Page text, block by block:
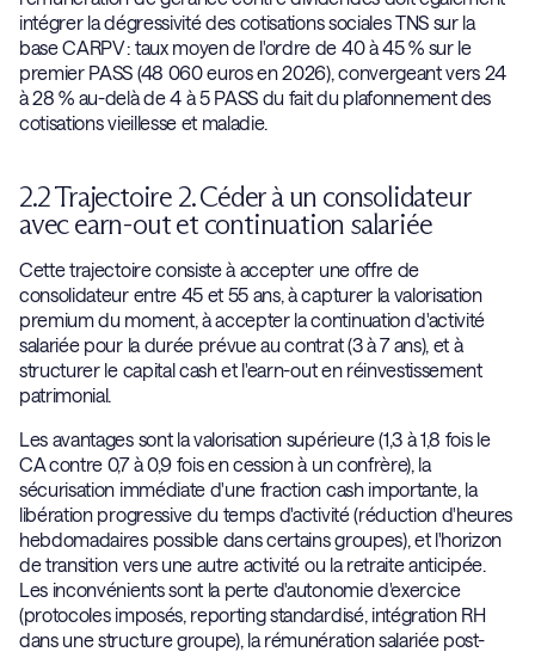
intégrer la dégressivité des cotisations sociales TNS sur la
base CARPV : taux moyen de l'ordre de 40 à 45 % sur le
premier PASS (48 060 euros en 2026), convergeant vers 24
à 28 % au-delà de 4 à 5 PASS du fait du plafonnement des
cotisations vieillesse et maladie.
2.2 Trajectoire 2. Céder à un consolidateur
avec earn-out et continuation salariée
Cette trajectoire consiste à accepter une offre de
consolidateur entre 45 et 55 ans, à capturer la valorisation
premium du moment, à accepter la continuation d'activité
salariée pour la durée prévue au contrat (3 à 7 ans), et à
structurer le capital cash et l'earn-out en réinvestissement
patrimonial.
Les avantages sont la valorisation supérieure (1,3 à 1,8 fois le
CA contre 0,7 à 0,9 fois en cession à un confrère), la
sécurisation immédiate d'une fraction cash importante, la
libération progressive du temps d'activité (réduction d'heures
hebdomadaires possible dans certains groupes), et l'horizon
de transition vers une autre activité ou la retraite anticipée.
Les inconvénients sont la perte d'autonomie d'exercice
(protocoles imposés, reporting standardisé, intégration RH
dans une structure groupe), la rémunération salariée post-